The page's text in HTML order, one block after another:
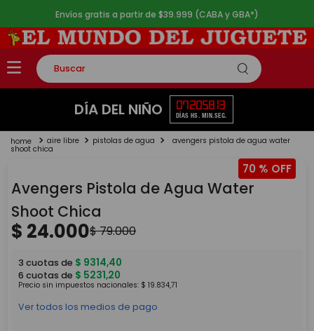
Envíos gratis a partir de $39.999 (CABA y GBA*)
Buscar
TÉRMINOS MÁS BUSCADOS
2.
lego
4.
monopatin
5. toy story
DÍA DEL NIÑO 07
DÍAS
20
HS.
58
MIN.
13
SEG.
aire libre pistolas de agua avengers pistola de agua water
shoot chica
70 %
Avengers Pistola de Agua Water
Shoot Chica
$ 24.000$79.000
3 cuotas de $ 9314,40
6 cuotas de $ 5231,20
Precio sin impuestos nacionales: $ 19.834,71
Ver todos los medios de pago